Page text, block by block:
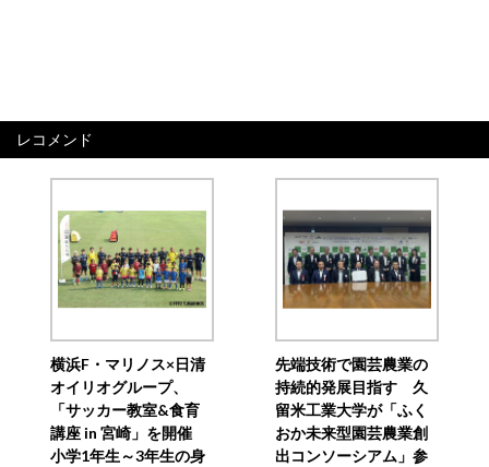
レコメンド
横浜F・マリノス×日清
オイリオグループ、
「サッカー教室&食育
講座 in 宮崎」を開催
小学1年生～3年生の身
先端技術で園芸農業の
持続的発展目指す 久
留米工業大学が「ふく
おか未来型園芸農業創
出コンソーシアム」参